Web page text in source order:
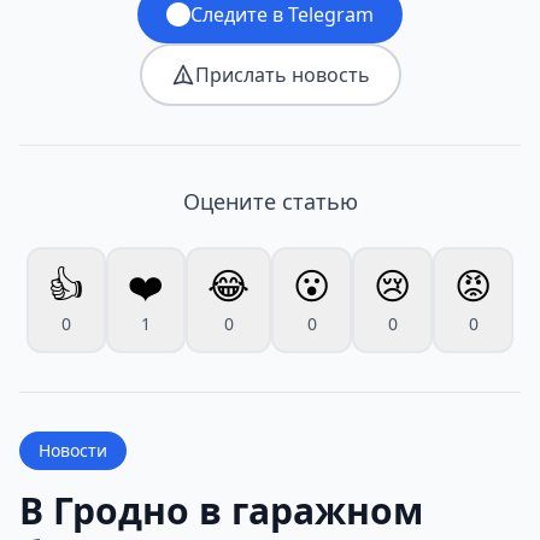
Следите в Telegram
Прислать новость
Оцените статью
👍
0
❤️
1
😂
0
😮
0
😢
0
😡
0
Новости
В Гродно в гаражном